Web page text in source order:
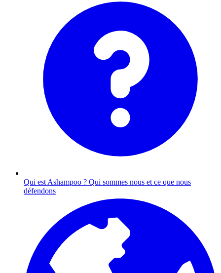
Qui est Ashampoo ? Qui sommes nous et ce que nous
défendons